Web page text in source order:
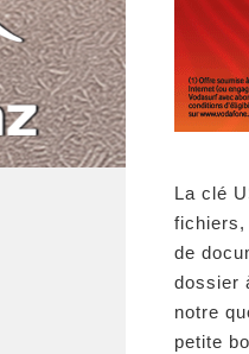
La clé
fichiers,
de
dossier
notre
petite